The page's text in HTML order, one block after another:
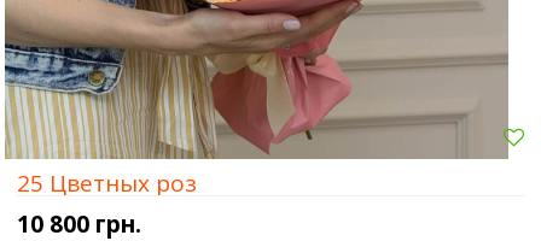
25 Цветных роз
10 800 грн.